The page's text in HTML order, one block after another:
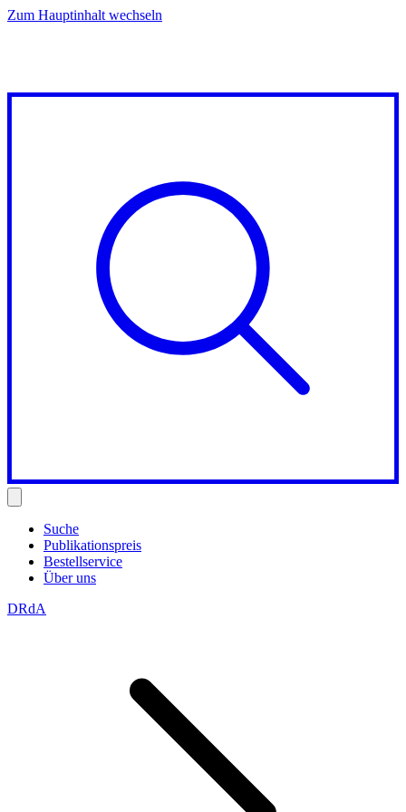
Zum Hauptinhalt wechseln
Suche
Publikationspreis
Bestellservice
Über uns
DRdA